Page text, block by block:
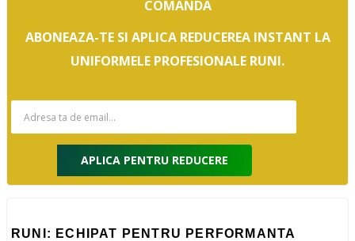
COMANDA
ABONEAZA-TE SI APLICA REDUCEREA INSTANT LA
UNIFORMELE PROFESIONALE RUNI.
APLICA PENTRU REDUCERE
RUNI: ECHIPAT PENTRU PERFORMANTA